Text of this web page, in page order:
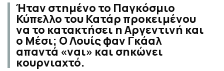
Ήταν στημένο το Παγκόσμιο
Κύπελλο του Κατάρ προκειμένου
να το κατακτήσει η Αργεντινή και
ο Μέσι; Ο Λουίς φαν Γκάαλ
απαντά «ναι» και σηκώνει
κουρνιαχτό.